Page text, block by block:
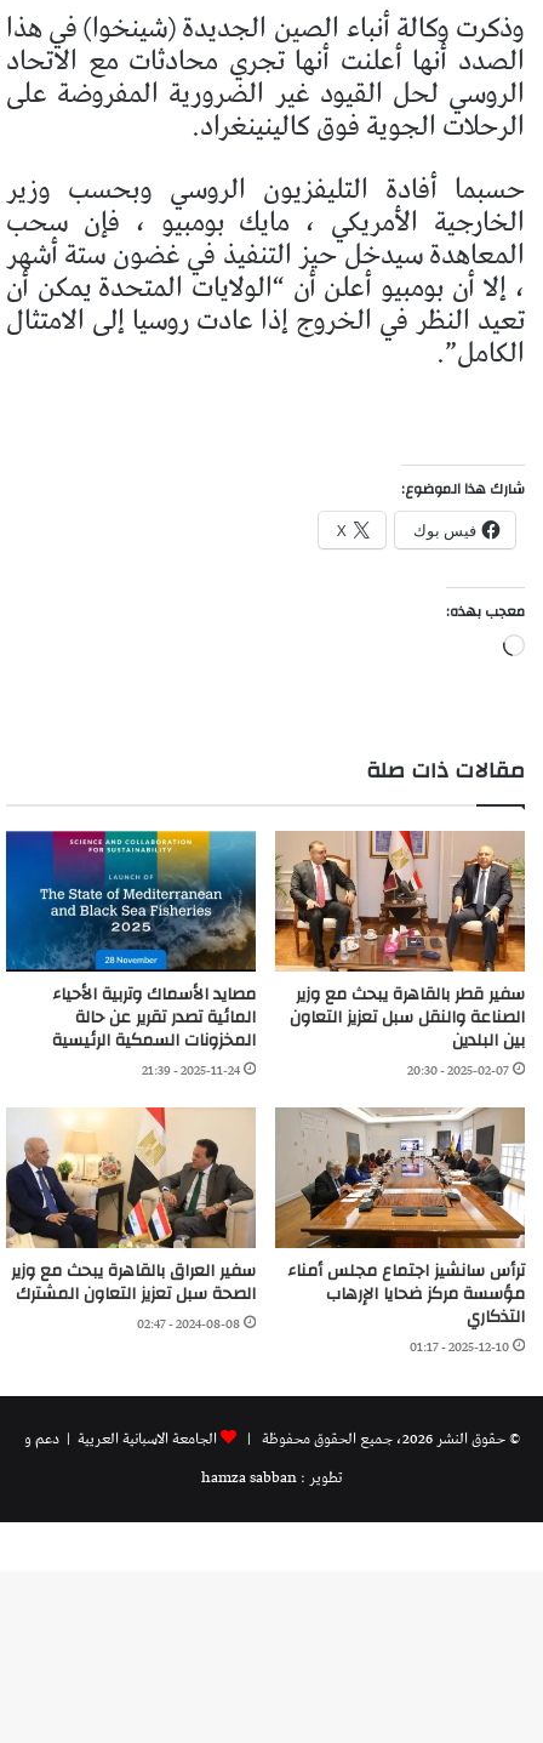
وذكرت وكالة أنباء الصين الجديدة (شينخوا) في هذا
الصدد أنها أعلنت أنها تجري محادثات مع الاتحاد
الروسي لحل القيود غير الضرورية المفروضة على
الرحلات الجوية فوق كالينينغراد.
حسبما أفادة التليفزيون الروسي وبحسب وزير
الخارجية الأمريكي ، مايك بومبيو ، فإن سحب
المعاهدة سيدخل حيز التنفيذ في غضون ستة أشهر
، إلا أن بومبيو أعلن أن “الولايات المتحدة يمكن أن
تعيد النظر في الخروج إذا عادت روسيا إلى الامتثال
الكامل”.
شارك هذا الموضوع:
فيس بوك X
معجب بهذه:
جاري
مقالات ذات صلة
سفير قطر بالقاهرة يبحث مع وزير
الصناعة والنقل سبل تعزيز التعاون
بين البلدين
2025-02-07 - 20:30
مصايد الأسماك وتربية الأحياء
المائية تصدر تقرير عن حالة
المخزونات السمكية الرئيسية
2025-11-24 - 21:39
ترأس سانشيز اجتماع مجلس أمناء
مؤسسة مركز ضحايا الإرهاب
التذكاري
2025-12-10 - 01:17
سفير العراق بالقاهرة يبحث مع وزير
الصحة سبل تعزيز التعاون المشترك
2024-08-08 - 02:47
© حقوق النشر 2026، جميع الحقوق محفوظة | الجامعة الاسبانية العريية | دعم و
تطوير : hamza sabban